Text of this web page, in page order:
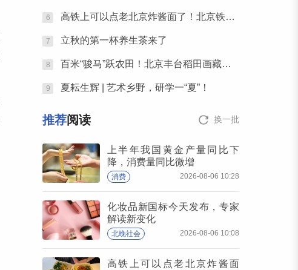
6 高铁上可以点老北京炸酱面了！北京铁路推出11款新品高铁餐
7 立秋的第一杯养生茶来了
8 百米“骏马”跃农田！北京丰台稻田画藏不住了
9 夏耘生辉 | 艺术乡野，研学一“夏”！
推荐阅读 换一批
上半年我国黄金产量同比下
降，消费量同比微增
消费 2026-08-06 10:28
化妆品新国标今天发布，专家
解读新变化
北晚社会 2026-08-06 10:08
高铁上可以点老北京炸酱面